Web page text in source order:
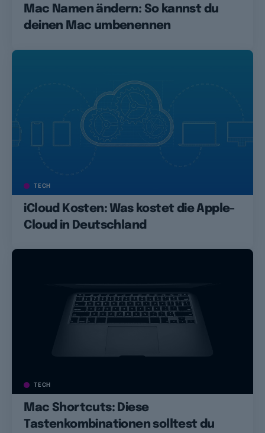
Mac Namen ändern: So kannst du
deinen Mac umbenennen
TECH
iCloud Kosten: Was kostet die Apple-
Cloud in Deutschland
TECH
Mac Shortcuts: Diese
Tastenkombinationen solltest du